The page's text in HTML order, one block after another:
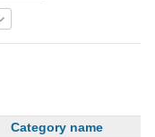
Category name